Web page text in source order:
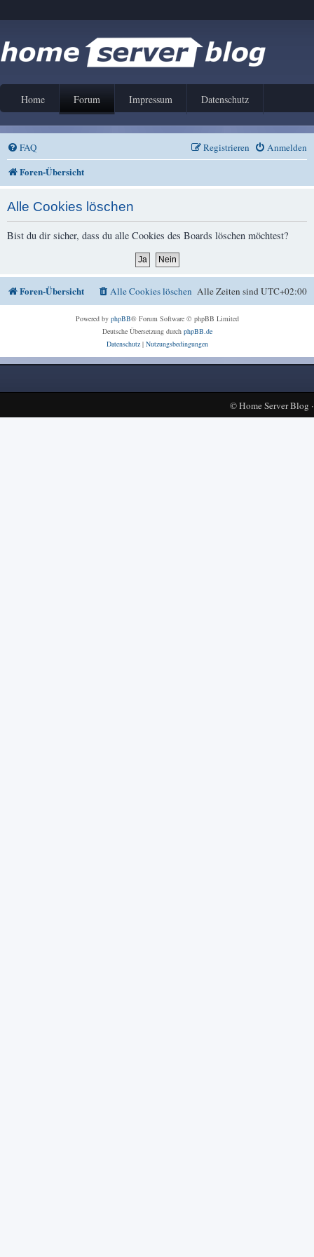
Home Forum Impressum Datenschutz
FAQ Anmelden
Registrieren
Foren-Übersicht
Alle Cookies löschen
Bist du dir sicher, dass du alle Cookies des Boards löschen möchtest?
Foren-Übersicht Alle Zeiten sindUTC+02:00
Alle Cookies löschen
Powered by phpBB® Forum Software © phpBB Limited
Deutsche Übersetzung durch phpBB.de
Datenschutz| Nutzungsbedingungen
©Home Server Blog